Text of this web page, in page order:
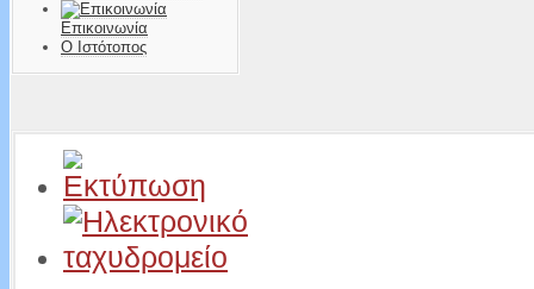
Επικοινωνία
Ο Ιστότοπος